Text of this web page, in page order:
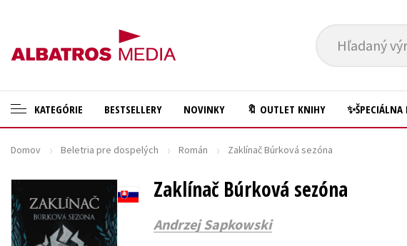
Hľadaný
KATEGÓRIE
🛍️ Darčekové poukazy
✍️Knihy s podpisom
🎁 Limitované balíčky
🔥 Výhodné predpredaje
Cestovanie
Darčekové publikácie
Doplnkový sortiment
BESTSELLERY NOVINKY 🔖 OUTLET KNIHY
Domov Beletria pre dospelých Román Zaklínač Búrková sezóna
Zaklínač Búrková sezóna
Andrzej Sapkowski